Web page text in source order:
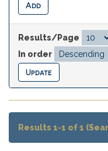
Results/Page
In order
Results 1-1 of 1